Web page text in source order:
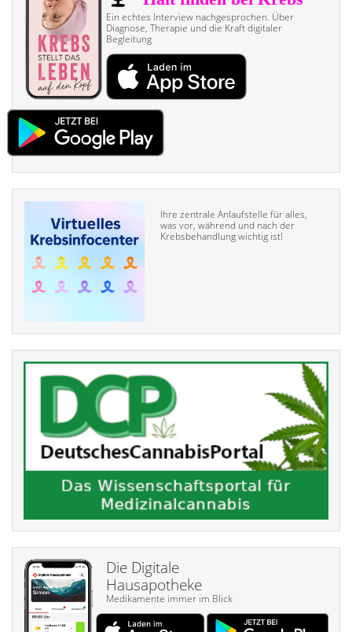
Ein echtes Interview nach­gesprochen. Über
Diagnose, Therapie und die Kraft digitaler
Begleitung
Ihre zentrale Anlaufstelle für alles,
was vor, während und nach der
Krebsbehandlung wichtig ist!
Die Digitale
Hausapotheke
Medikamente immer im Blick